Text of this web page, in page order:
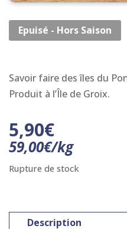
Epuisé - Hors Saison
Savoir faire des îles du
Produit à l’Île de Groix.
5,90€
59,00€/kg
Rupture de stock
Description